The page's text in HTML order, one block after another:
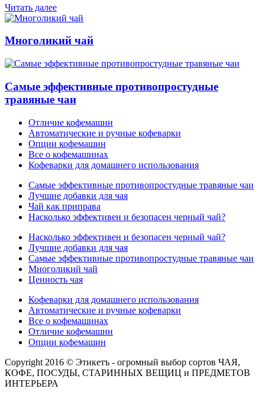
Читать далее
Многоликий чай
Самые эффективные противопростудные
травяные чаи
Отличие кофемашин
Автоматические и ручные кофеварки
Опции кофемашин
Все о кофемашинах
Кофеварки для домашнего использования
Самые эффективные противопростудные травяные чаи
Лучшие добавки для чая
Чай как приправа
Насколько эффективен и безопасен черный чай?
Насколько эффективен и безопасен черный чай?
Лучшие добавки для чая
Самые эффективные противопростудные травяные чаи
Многоликий чай
Ценность чая
Кофеварки для домашнего использования
Автоматические и ручные кофеварки
Все о кофемашинах
Отличие кофемашин
Опции кофемашин
Copyright 2016 © Этикетъ - огромный выбор сортов ЧАЯ,
КОФЕ, ПОСУДЫ, СТАРИННЫХ ВЕЩИЦ и ПРЕДМЕТОВ
ИНТЕРЬЕРА